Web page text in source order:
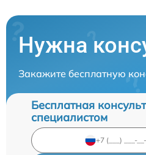
Нужна
Закажите бесплатную
Бесплатная
специалистом